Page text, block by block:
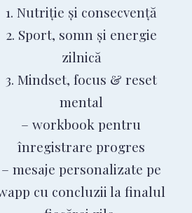
1. Nutriție și consecvență
2. Sport, somn și energie
zilnică
3. Mindset, focus & reset
mental
– workbook pentru
înregistrare progres
– mesaje personalizate pe
cu concluzii la finalul